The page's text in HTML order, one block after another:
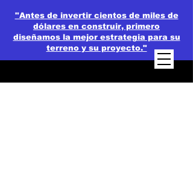
"Antes de invertir cientos de miles de
dólares en construir, primero
diseñamos la mejor estrategia para su
terreno y su proyecto."